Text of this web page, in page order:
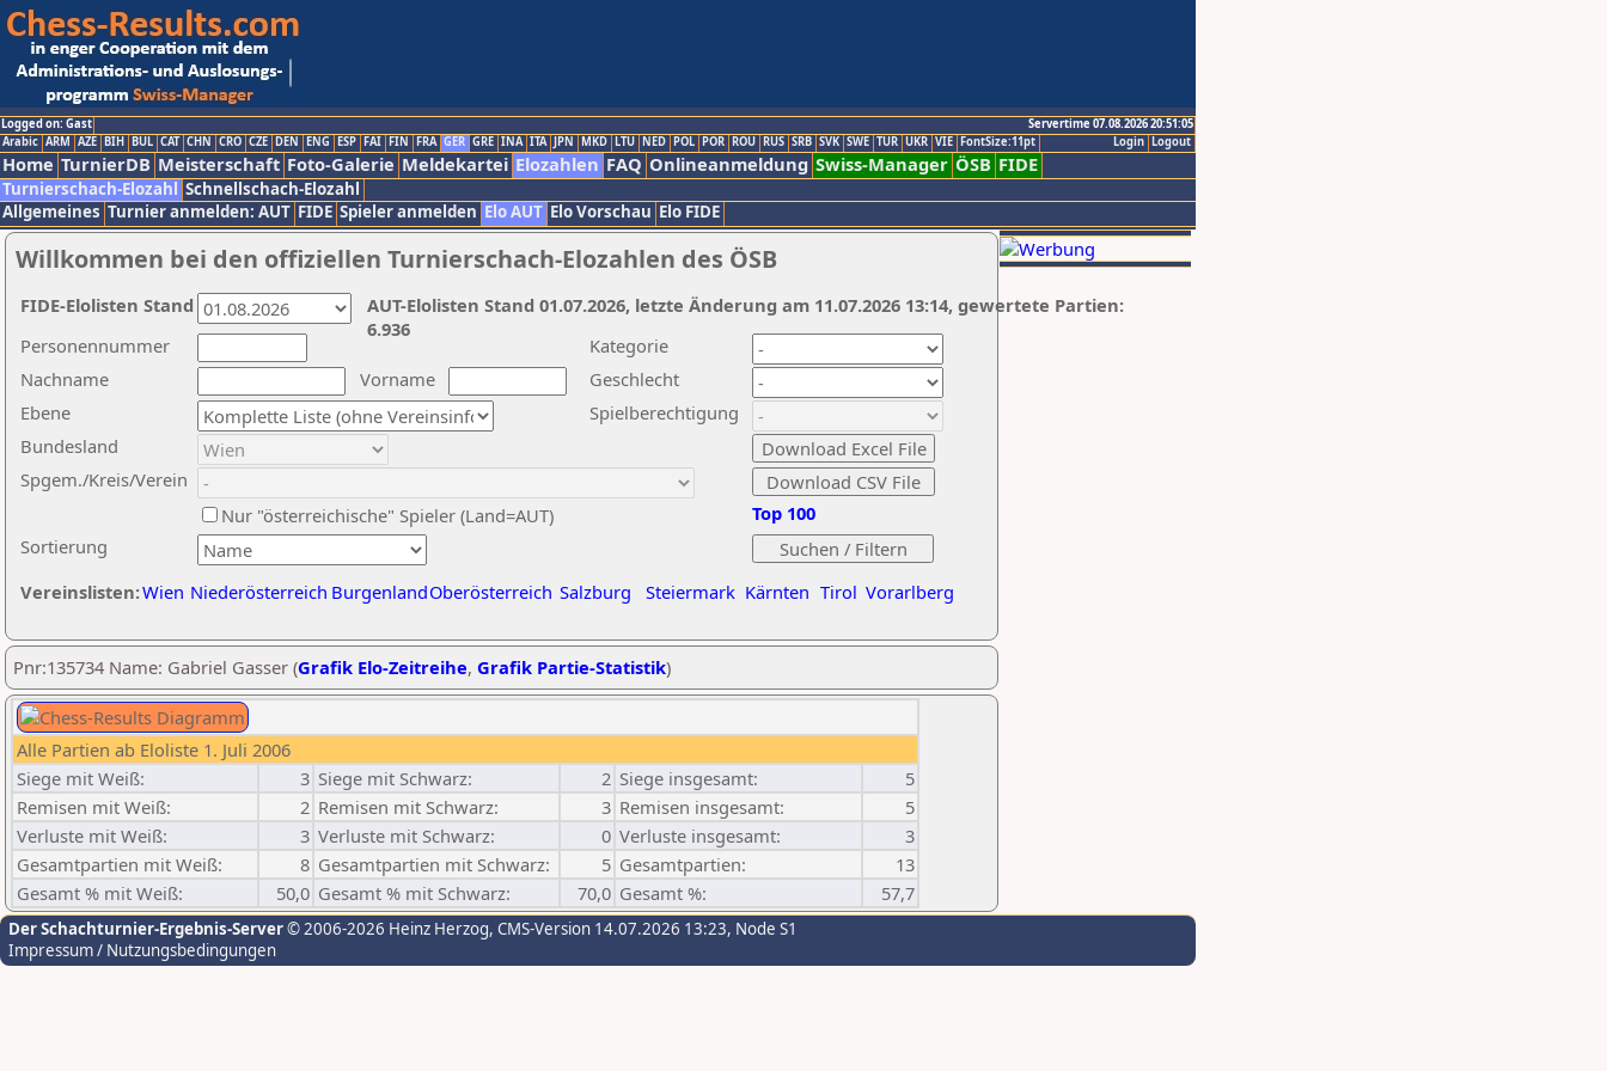
Logged on: Gast
Servertime 07.08.2026 20:51:05
Logout
Login
Arabic ARM AZE BIH BUL CAT CHN CRO CZE DEN ENG ESP FAI FIN FRA GER GRE INA ITA JPN MKD LTU NED POL POR ROU RUS SRB SVK SWE TUR UKR VIE FontSize:11pt
Home TurnierDB Meisterschaft Foto-Galerie Meldekartei Elozahlen FAQ Onlineanmeldung Swiss-Manager ÖSB FIDE
Turnierschach-Elozahl Schnellschach-Elozahl
Allgemeines Turnier anmelden: AUT FIDE Spieler anmelden Elo AUT Elo Vorschau Elo FIDE
Willkommen bei den offiziellen Turnierschach-Elozahlen des ÖSB
Nachname
Vorname
Ebene
Kategorie
Sortierung
Personennummer
Bundesland
Spgem./Kreis/Verein
Geschlecht
Nur "österreichische" Spieler (Land=AUT)
Spielberechtigung
Vereinslisten:Wien Niederösterreich BurgenlandOberösterreich Salzburg Steiermark Kärnten Tirol Vorarlberg
Top 100
AUT-Elolisten Stand 01.07.2026, letzte Änderung am 11.07.2026 13:14, gewertete Partien:
6.936
FIDE-Elolisten Stand
Pnr:135734 Name: Gabriel Gasser (Grafik Elo-Zeitreihe, Grafik Partie-Statistik)
Alle Partien ab Eloliste 1. Juli 2006
Siege mit Weiß:
3 Siege mit Schwarz: 2 Siege insgesamt:
5
Remisen mit Weiß:
2 Remisen mit Schwarz: 3 Remisen insgesamt:
5
Verluste mit Weiß:
3 Verluste mit Schwarz: 0 Verluste insgesamt:
3
Gesamtpartien mit Weiß:
8 Gesamtpartien mit Schwarz: 5 Gesamtpartien:
13
Gesamt % mit Weiß:
50,0 Gesamt % mit Schwarz: 70,0 Gesamt %: 57,7
Der Schachturnier-Ergebnis-Server© 2006-2026 Heinz Herzog, CMS-Version 14.07.2026 13:23, Node S1
Impressum / Nutzungsbedingungen